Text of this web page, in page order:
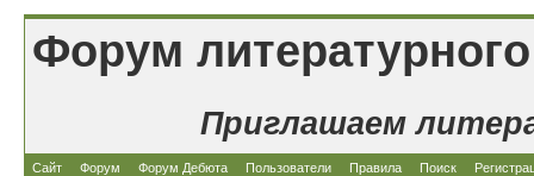
Форум
Приглашаем
Сайт Форум Форум Дебюта Пользователи Правила Поиск